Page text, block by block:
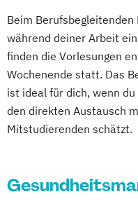
Beim
während deiner Arbeit
finden die Vorlesungen
Wochenende statt. Das
ist ideal für dich, wenn
den direkten Austausch
Mitstudierenden schätzt.